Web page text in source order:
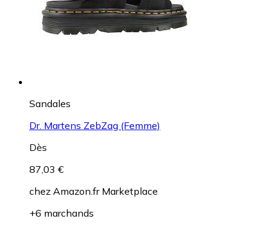
Sandales
Dr. Martens ZebZag (Femme)
Dès
87,03 €
chez Amazon.fr Marketplace
+6 marchands